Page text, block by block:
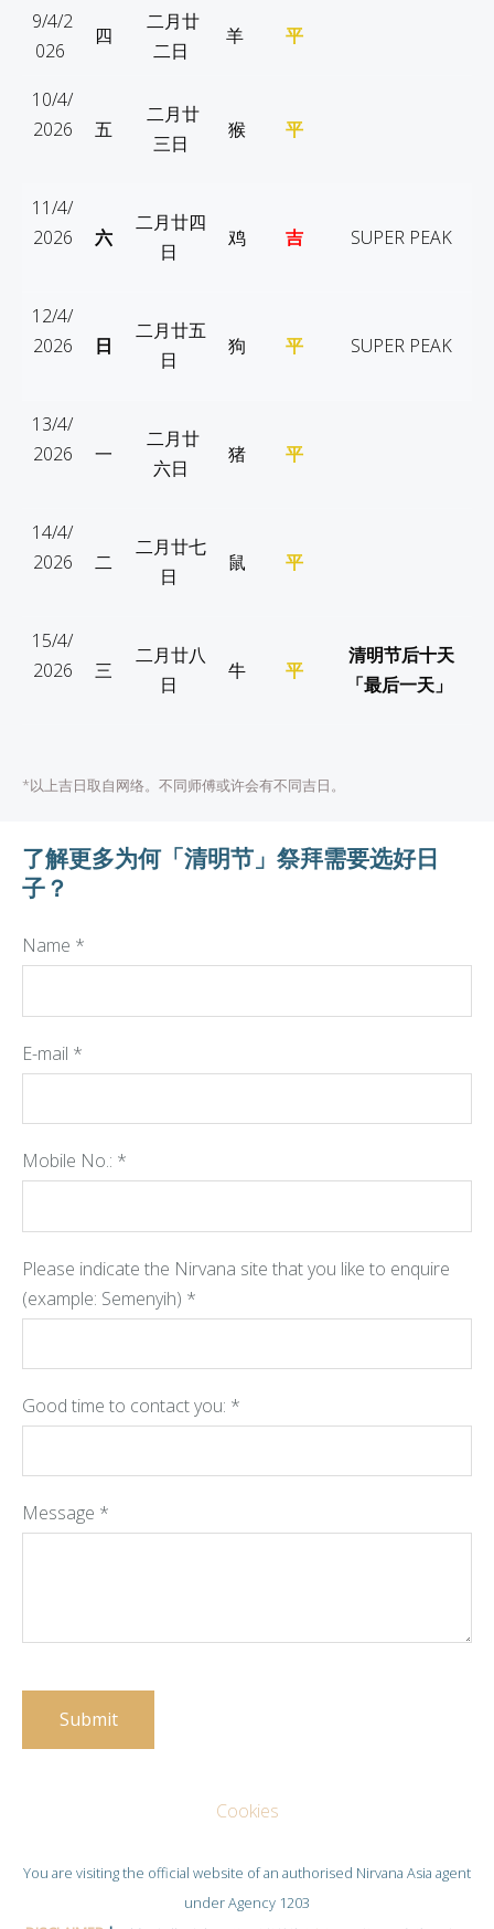
9/4/2
026
四
二月廿
二日
羊 平
10/4/
2026
五
二月廿
三日
猴 平
11/4/
2026
六
二月廿四
日
鸡 吉 SUPER PEAK
12/4/
2026
日
二月廿五
日
狗 平 SUPER PEAK
13/4/
2026
一
二月廿
六日
猪 平
14/4/
2026
二
二月廿七
日
鼠 平
15/4/
2026
三
二月廿八
日
牛 平
清明节后十天
「最后一天」
*以上吉日取自网络。不同师傅或许会有不同吉日。
了解更多为何「清明节」 祭拜需要选好日
子？
Name *
E-mail *
Mobile No.: *
Please indicate the Nirvana site that you like to enquire
(example: Semenyih) *
Good time to contact you: *
Message *
Cookies
You are visiting the official website of an authorised Nirvana Asia agent
under Agency 1203